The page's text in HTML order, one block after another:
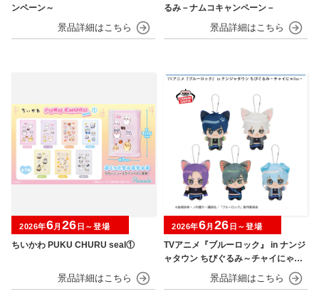
ンペーン～
るみ－ナムコキャンペーン－
ちいかわ PUKU CHURU seal①
2026年6月 26 日～登場
TVアニメ『ブルーロック』 in ナンジ
ャタウン ちびぐるみ～チャイにゃFe
2026年6月 26 日～登場